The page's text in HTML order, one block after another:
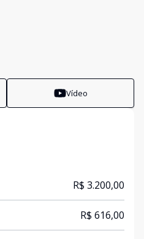
Vídeo
R$ 3.200,00
R$ 616,00